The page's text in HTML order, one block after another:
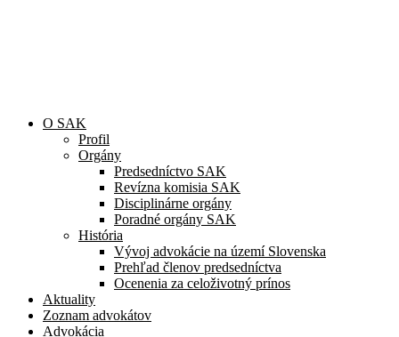
O SAK
Profil
Orgány
Predsedníctvo SAK
Revízna komisia SAK
Disciplinárne orgány
Poradné orgány SAK
História
Vývoj advokácie na území Slovenska
Prehľad členov predsedníctva
Ocenenia za celoživotný prínos
Aktuality
Zoznam advokátov
Advokácia